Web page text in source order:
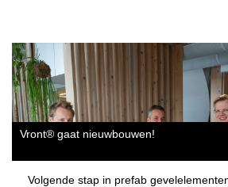
Vront® gaat nieuwbouwen!
Volgende stap in prefab